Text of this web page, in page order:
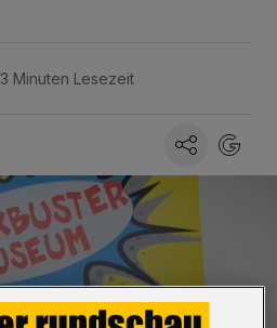
3 Minuten Lesezeit